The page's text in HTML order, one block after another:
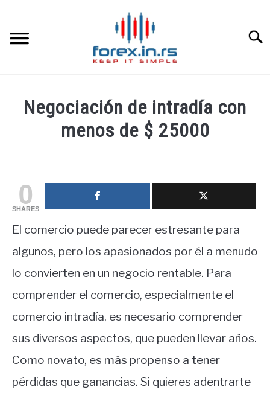
content
HOME ESPAÑOLA
LA INVERSIÓN
PAMM
CONTACT
Negociación de intradía con
menos de $ 25000
in
financiera
0
SHARES
El comercio puede parecer estresante para
algunos, pero los apasionados por él a menudo
lo convierten en un negocio rentable. Para
comprender el comercio, especialmente el
comercio intradía, es necesario comprender
sus diversos aspectos, que pueden llevar años.
Como novato, es más propenso a tener
pérdidas que ganancias. Si quieres adentrarte